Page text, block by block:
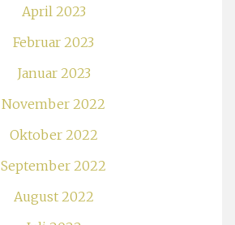
April 2023
Februar 2023
Januar 2023
November 2022
Oktober 2022
September 2022
August 2022